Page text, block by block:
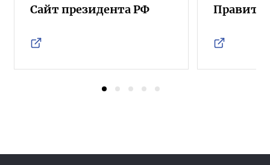
Сайт президента РФ